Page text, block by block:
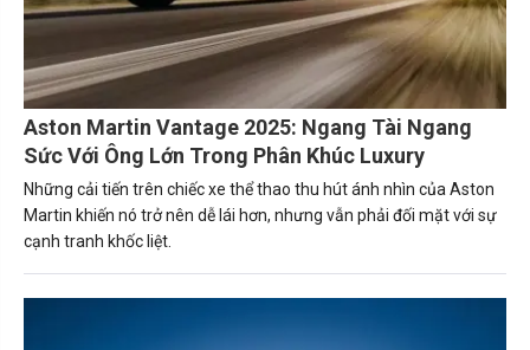
Aston Martin Vantage 2025: Ngang Tài Ngang
Sức Với Ông Lớn Trong Phân Khúc Luxury
Những cải tiến trên chiếc xe thể thao thu hút ánh nhìn của Aston
Martin khiến nó trở nên dễ lái hơn, nhưng vẫn phải đối mặt với sự
cạnh tranh khốc liệt.